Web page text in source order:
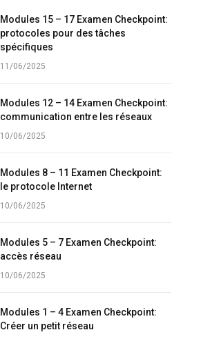
Modules 15 – 17 Examen Checkpoint:
protocoles pour des tâches
spécifiques
11/06/2025
Modules 12 – 14 Examen Checkpoint:
communication entre les réseaux
10/06/2025
Modules 8 – 11 Examen Checkpoint:
le protocole Internet
10/06/2025
Modules 5 – 7 Examen Checkpoint:
accès réseau
10/06/2025
Modules 1 – 4 Examen Checkpoint:
Créer un petit réseau